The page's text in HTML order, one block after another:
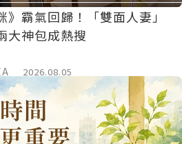
霸氣回歸！「雙面人妻」
大神包成熱搜
2026.08.05